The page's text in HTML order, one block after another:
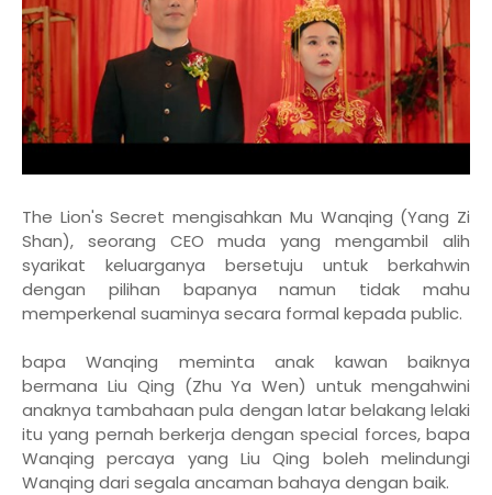
The Lion's Secret mengisahkan Mu Wanqing (Yang Zi
Shan), seorang CEO muda yang mengambil alih
syarikat keluarganya bersetuju untuk berkahwin
dengan pilihan bapanya namun tidak mahu
memperkenal suaminya secara formal kepada public.
bapa Wanqing meminta anak kawan baiknya
bermana Liu Qing (Zhu Ya Wen) untuk mengahwini
anaknya tambahaan pula dengan latar belakang lelaki
itu yang pernah berkerja dengan special forces, bapa
Wanqing percaya yang Liu Qing boleh melindungi
Wanqing dari segala ancaman bahaya dengan baik.